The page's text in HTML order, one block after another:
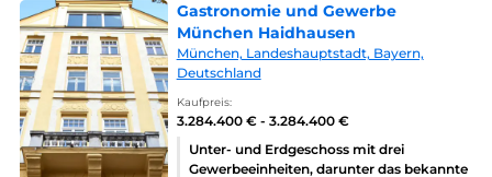
Gastronomie und Gewerbe
München Haidhausen
München, Landeshauptstadt, Bayern,
Deutschland
Kaufpreis:
3.284.400 € - 3.284.400 €
Unter- und Erdgeschoss mit drei
Gewerbeeinheiten, darunter das bekannte